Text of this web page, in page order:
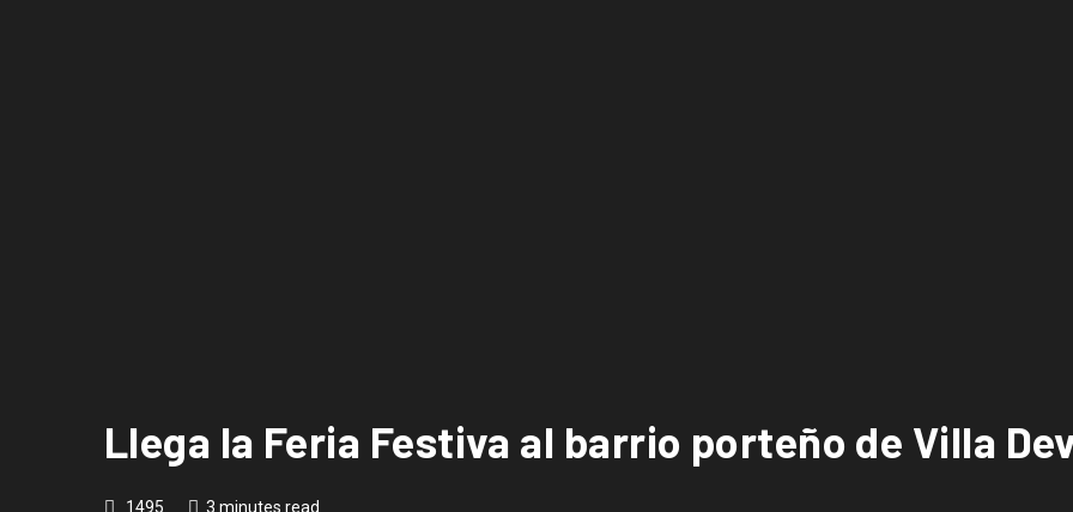
Llega la Feria Festiva al barrio porteño de Villa
1495 3 minutes read